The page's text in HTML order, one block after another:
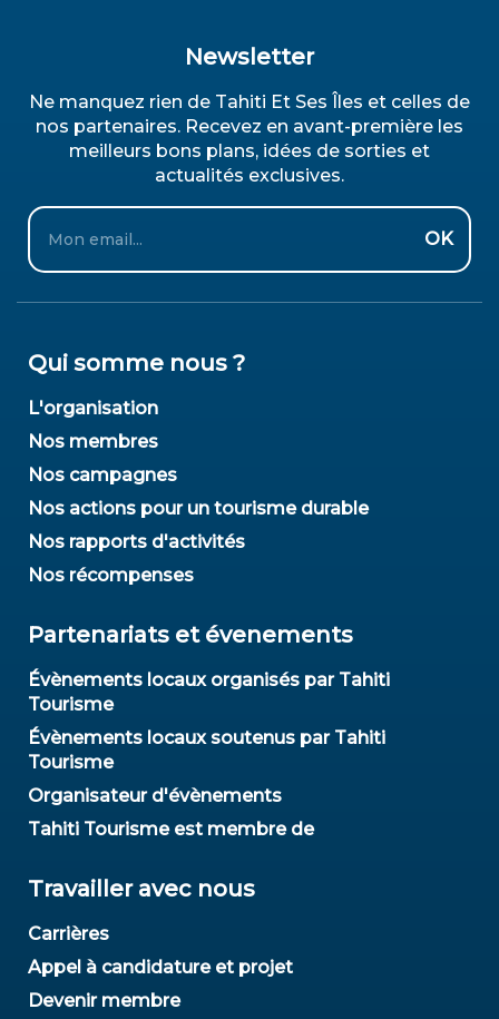
Newsletter
Ne manquez rien de Tahiti Et Ses Îles et celles de
nos partenaires. Recevez en avant-première les
meilleurs bons plans, idées de sorties et
actualités exclusives.
Email
OK
Qui somme nous ?
L'organisation
Nos membres
Nos campagnes
Nos actions pour un tourisme durable
Nos rapports d'activités
Nos récompenses
Partenariats et évenements
Évènements locaux organisés par Tahiti
Tourisme
Évènements locaux soutenus par Tahiti
Tourisme
Organisateur d'évènements
Tahiti Tourisme est membre de
Travailler avec nous
Carrières
Appel à candidature et projet
Devenir membre